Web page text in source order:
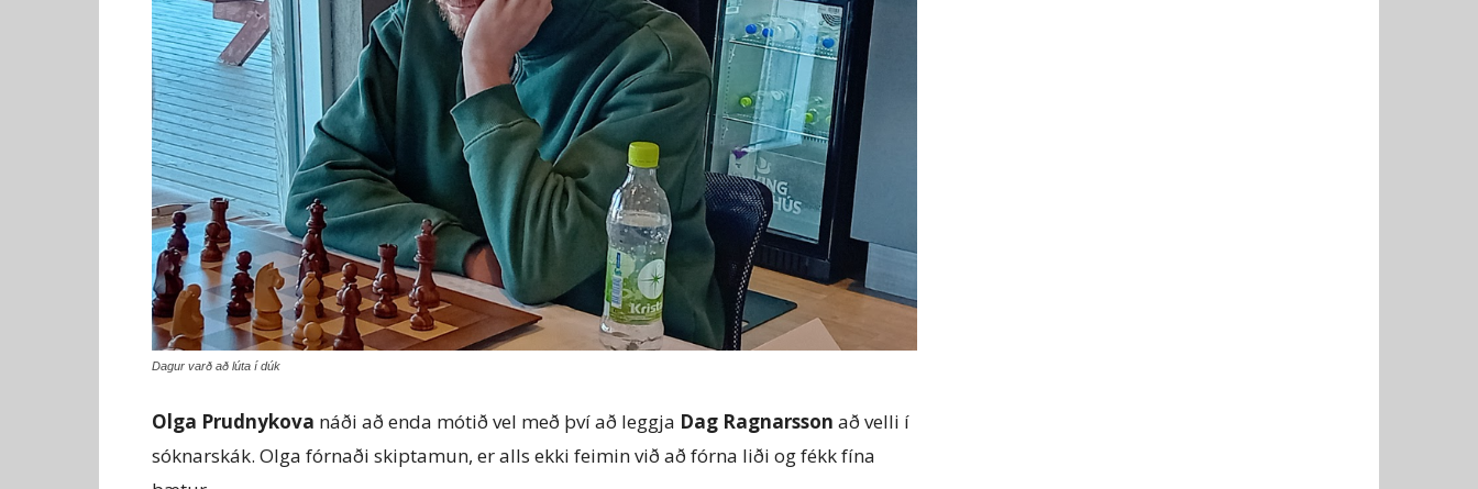
Dagur varð að lúta í dúk
Olga Prudnykova náði að enda mótið vel með því að leggja Dag Ragnarsson að velli í
sóknarskák. Olga fórnaði skiptamun, er alls ekki feimin við að fórna liði og fékk fína